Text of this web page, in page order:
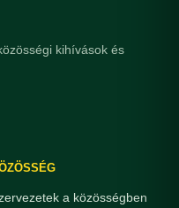
kihívások és
a közösségben